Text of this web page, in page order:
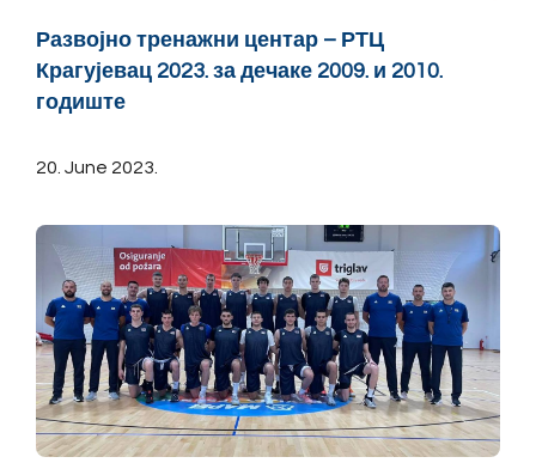
Развојно тренажни центар – РТЦ
Крагујевац 2023. за дечаке 2009. и 2010.
годиште
20. June 2023.